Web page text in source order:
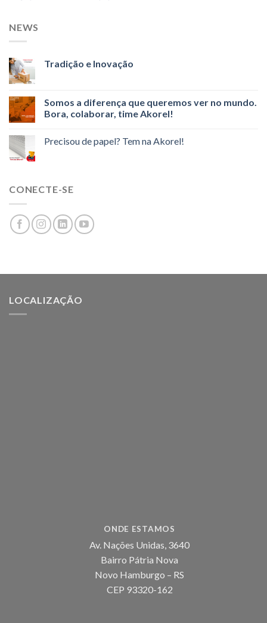
NEWS
Tradição e Inovação
Somos a diferença que queremos ver no mundo.
Bora, colaborar, time Akorel!
Precisou de papel? Tem na Akorel!
CONECTE-SE
LOCALIZAÇÃO
ONDE ESTAMOS
Av. Nações Unidas, 3640
Bairro Pátria Nova
Novo Hamburgo – RS
CEP 93320-162